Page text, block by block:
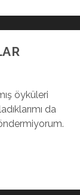
öyküleri
da